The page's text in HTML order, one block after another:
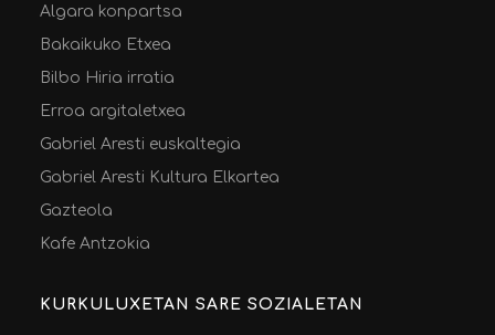
Algara konpartsa
Bakaikuko Etxea
Bilbo Hiria irratia
Erroa argitaletxea
Gabriel Aresti euskaltegia
Gabriel Aresti Kultura Elkartea
Gazteola
Kafe Antzokia
KURKULUXETAN SARE SOZIALETAN